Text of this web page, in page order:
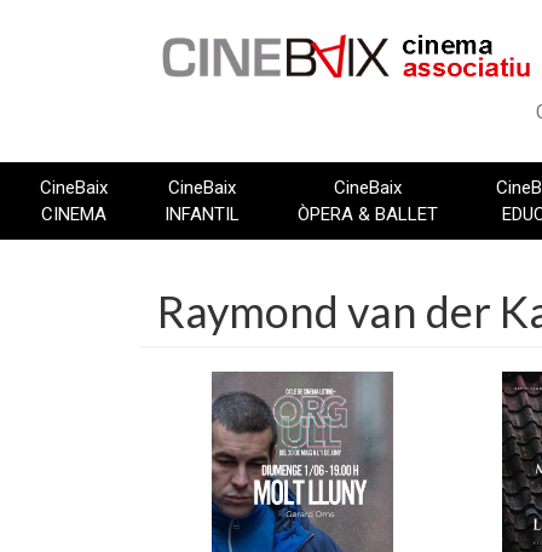
CineBaix
CINEMA
CineBaix
INFANTIL
CineBaix
ÒPERA & BALLET
Raymond van der